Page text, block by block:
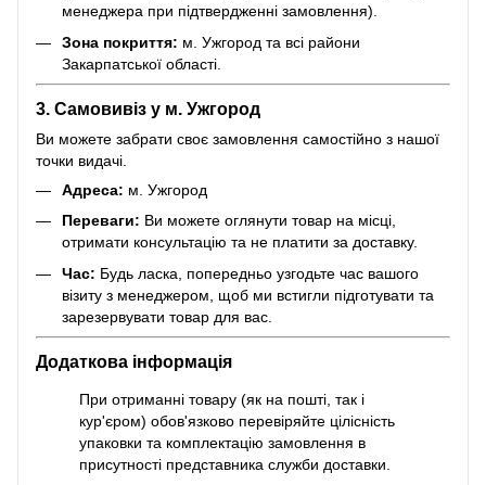
менеджера при підтвердженні замовлення).
Зона покриття: м. Ужгород та всі райони
Закарпатської області.
3. Самовивіз у м. Ужгород
Ви можете забрати своє замовлення самостійно з нашої
точки видачі.
Адреса: м. Ужгород
Переваги: Ви можете оглянути товар на місці,
отримати консультацію та не платити за доставку.
Час: Будь ласка, попередньо узгодьте час вашого
візиту з менеджером, щоб ми встигли підготувати та
зарезервувати товар для вас.
Додаткова інформація
При отриманні товару (як на пошті, так і
кур'єром) обов'язково перевіряйте цілісність
упаковки та комплектацію замовлення в
присутності представника служби доставки.